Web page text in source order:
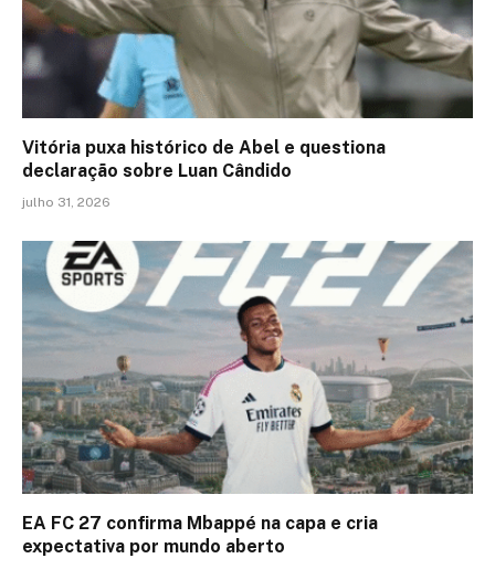
Vitória puxa histórico de Abel e questiona
declaração sobre Luan Cândido
julho 31, 2026
EA FC 27 confirma Mbappé na capa e cria
expectativa por mundo aberto